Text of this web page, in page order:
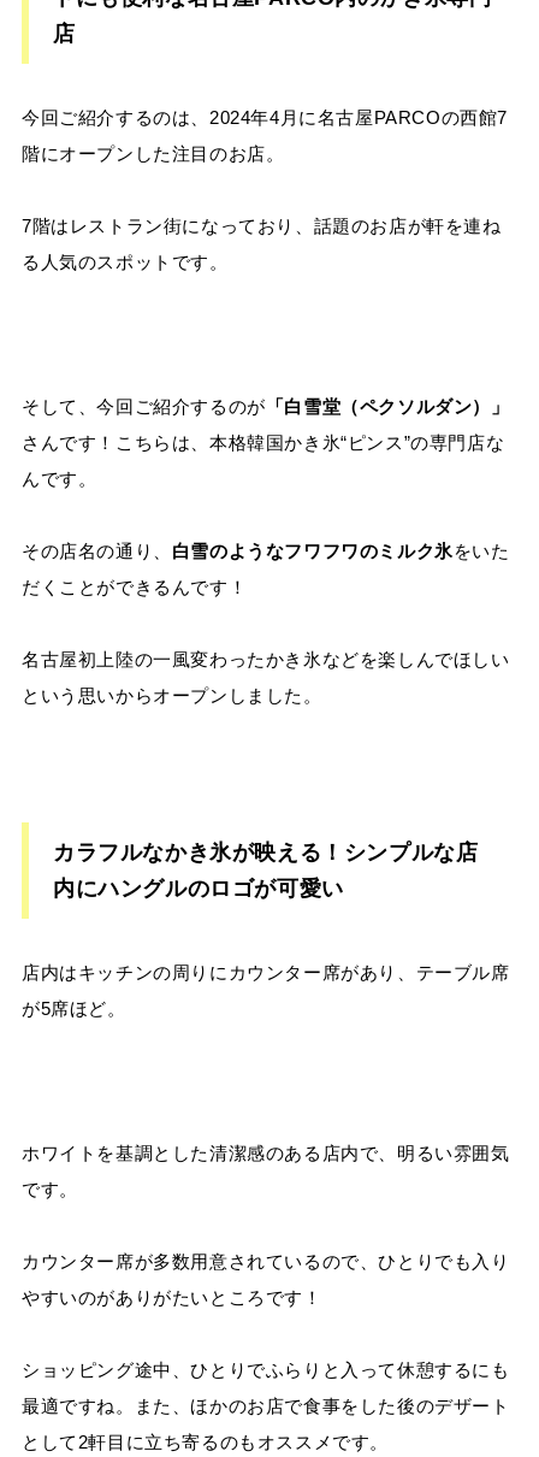
店
今回ご紹介するのは、2024年4月に名古屋PARCOの西館7
階にオープンした注目のお店。
7階はレストラン街になっており、話題のお店が軒を連ね
る人気のスポットです。
そして、今回ご紹介するのが 「白雪堂（ペクソルダン）」
さんです！こちらは、本格韓国かき氷“ピンス”の専門店な
んです。
その店名の通り、 白雪のようなフワフワのミルク氷をいた
だくことができるんです！
名古屋初上陸の一風変わったかき氷などを楽しんでほしい
という思いからオープンしました。
カラフルなかき氷が映える！シンプルな店
内にハングルのロゴが可愛い
店内はキッチンの周りにカウンター席があり、テーブル席
が5席ほど。
ホワイトを基調とした清潔感のある店内で、明るい雰囲気
です。
カウンター席が多数用意されているので、ひとりでも入り
やすいのがありがたいところです！
ショッピング途中、ひとりでふらりと入って休憩するにも
最適ですね。また、ほかのお店で食事をした後のデザート
として 2軒目に立ち寄るのもオススメです。